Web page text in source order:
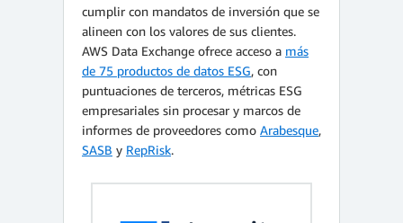
cumplir con mandatos de inversión que se
alineen con los valores de sus clientes.
AWS Data Exchange ofrece acceso a más
de 75 productos de datos ESG, con
puntuaciones de terceros, métricas ESG
empresariales sin procesar y marcos de
informes de proveedores como Arabesque,
SASB y RepRisk.